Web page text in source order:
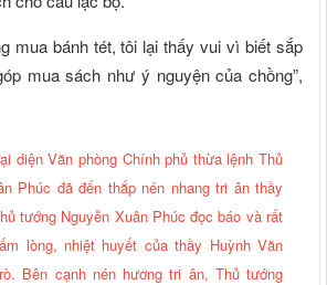
mua bánh tét, tôi lại thấy vui vì biết sắp
mua sách như ý nguyện của chồng”,
diện Văn phòng Chính phủ thừa lệnh Thủ
Phúc đã đến thắp nén nhang tri ân thầy
tướng Nguyễn Xuân Phúc đọc báo và rất
lòng, nhiệt huyết của thầy Huỳnh Văn
Bên cạnh nén hương tri ân, Thủ tướng